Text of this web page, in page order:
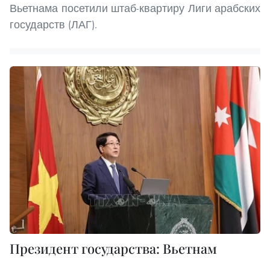
Вьетнама посетили штаб-квартиру Лиги арабских
государств (ЛАГ).
Президент государства: Вьетнам